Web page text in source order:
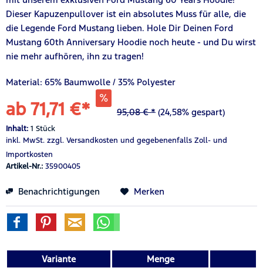
Dieser Kapuzenpullover ist ein absolutes Muss für alle, die
die Legende Ford Mustang lieben. Hole Dir Deinen Ford
Mustang 60th Anniversary Hoodie noch heute - und Du wirst
nie mehr aufhören, ihn zu tragen!
Material: 65% Baumwolle / 35% Polyester
ab 71,71 €* 95,08 € * (24,58% gespart)
Inhalt: 1 Stück
inkl. MwSt. zzgl. Versandkosten und gegebenenfalls Zoll- und
Importkosten
Artikel-Nr.: 35900405
Benachrichtigungen Merken
Variante
Menge